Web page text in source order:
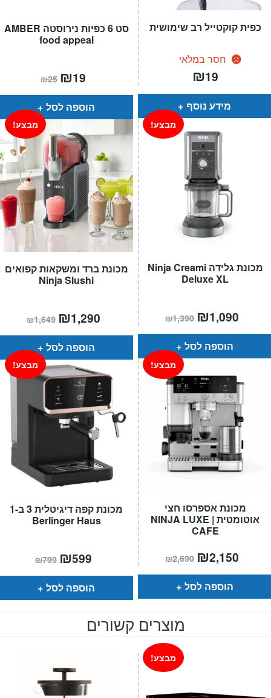
סט 6 כפיות נירוסטה AMBER
food appeal
₪25 המחיר
המקורי
היה:
₪25.
₪19
הוא:
הוספה לסל
כפית קוקטייל רב שימושית
חסר במלאי
₪19
מידע נוסף
מכונת ברד ומשקאות קפואים
Ninja Slushi
מבצע!
₪1,649 המחיר
המקורי
היה:
₪1,649.
₪1,290
הוא:
הוספה לסל
מכונת גלידה Ninja Creami
Deluxe XL
מבצע!
₪1,390 המחיר
המקורי
היה:
₪1,390.
₪1,090
הוא:
הוספה לסל
מכונת קפה דיגיטלית 3 ב-1
Berlinger Haus
מבצע!
₪799 המחיר
המקורי
היה:
₪799.
₪599
הוא:
הוספה לסל
מכונת אספרסו חצי
אוטומטית | NINJA LUXE
CAFE
מבצע!
₪2,690 המחיר
המקורי
היה:
₪2,690.
₪2,150
הוא:
הוספה לסל
מוצרים קשורים
מבצע!